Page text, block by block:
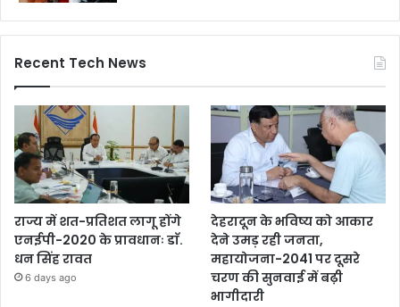
Recent Tech News
राज्य में शत-प्रतिशत लागू होंगे
एनईपी-2020 के प्रावधानः डाॅ.
धन सिंह रावत
6 days ago
देहरादून के भविष्य को आकार
देने उमड़ रही जनता,
महायोजना-2041 पर दूसरे
चरण की सुनवाई में बढ़ी
भागीदारी